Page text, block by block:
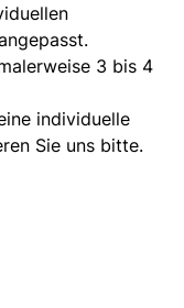
3 bis 4
individuelle
Sie uns bitte.